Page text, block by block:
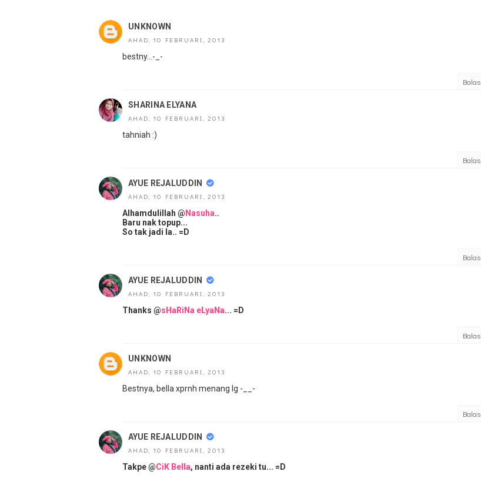
UNKNOWN
AHAD, 10 FEBRUARI, 2013
bestny...-_-
Balas
SHARINA ELYANA
AHAD, 10 FEBRUARI, 2013
tahniah :)
Balas
AYUE REJALUDDIN
AHAD, 10 FEBRUARI, 2013
Alhamdulillah @ Nasuha..
Baru nak topup...
So tak jadi la.. =D
Balas
AYUE REJALUDDIN
AHAD, 10 FEBRUARI, 2013
Thanks @sHaRiNa eLyaNa... =D
Balas
UNKNOWN
AHAD, 10 FEBRUARI, 2013
Bestnya, bella xprnh menang lg -__-
Balas
AYUE REJALUDDIN
AHAD, 10 FEBRUARI, 2013
Takpe @CiK Bella, nanti ada rezeki tu... =D